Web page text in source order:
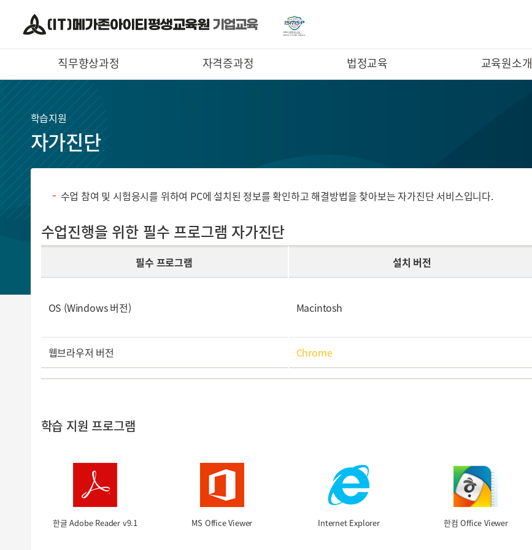
직무향상과정 자격증과정 법정교육 교육원소개
학습지원
자가진단
수업 참여 및 시험응시를 위하여 PC에 설치된 정보를 확인하고 해결방법을 찾아보는 자가진단 서비스입니다.
수업진행을 위한 필수 프로그램 자가진단
필수 프로그램 설치 버전
OS (Windows 버전) Macintosh
웹브라우저 버전 Chrome
학습 지원 프로그램
한글 Adobe Reader v9.1 MS Office Viewer Internet Explorer 한컴 Office Viewer